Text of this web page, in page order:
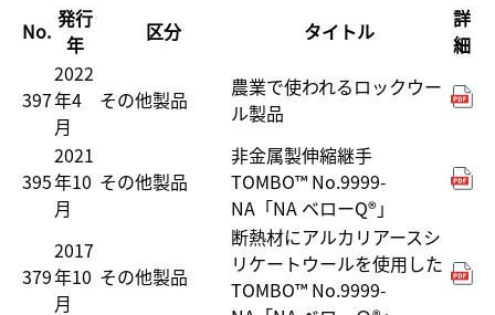
No. 発行
年
区分 タイトル
詳
細
397
2022
年4
月
その他製品
農業で使われるロックウー
ル製品
395
2021
年10
月
その他製品
非金属製伸縮継手
TOMBO™ No.9999-
NA「NA ベローQ®」
379
2017
年10
月
その他製品
断熱材にアルカリアースシ
リケートウールを使用した
TOMBO™ No.9999-